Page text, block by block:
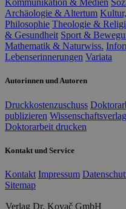
Kommunikation & Medien
Archäologie & Altertum
Philosophie Theologie &
& Gesundheit Sport &
Mathematik & Naturwiss.
Lebenserinnerungen Variata
Autorinnen und Autoren
Druckkostenzuschuss
publizieren Wissenschaftsverlag
Doktorarbeit drucken
Kontakt und Service
Kontakt Impressum
Sitemap
Verlag Dr. Kovač GmbH